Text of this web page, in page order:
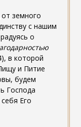
земного
с нашим
о
в которой
и Питие
будем
Господа
Его